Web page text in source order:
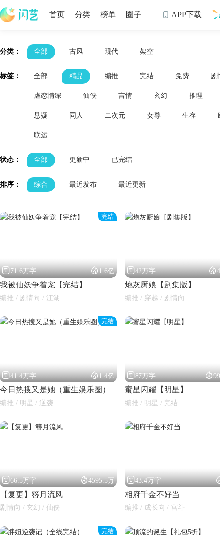
闪艺
首页 分类 榜单 圈子  APP下载
分类： 全部 古风 现代 架空
标签： 全部 精品 编推 完结 免费 剧
虐恋情深 仙侠 言情 玄幻 推理
悬疑 同人 二次元 女尊 生存
联运
状态： 全部 更新中 已完结
排序： 综合 最近发布 最近更新
完结
71.6万字 1.6亿
我被仙妖争着宠【完结】
编推 / 剧情向 / 江湖
42万字 
炮灰厨娘【剧集版】
编推 / 穿越 / 剧情向
完结
41.4万字 1.4亿
今日热搜又是她（重生娱乐圈）
编推 / 明星 / 逆袭
87万字 
蜜星闪耀【明星】
编推 / 明星 / 完结
66.5万字 4595.5万
【复更】簪月流风
剧情向 / 玄幻 / 仙侠
43.4万字
相府千金不好当
编推 / 成长向 / 宫斗
完结